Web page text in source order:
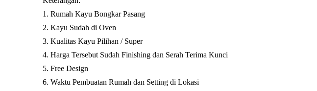
1. Rumah Kayu Bongkar Pasang
2. Kayu Sudah di Oven
3. Kualitas Kayu Pilihan / Super
4. Harga Tersebut Sudah Finishing dan Serah Terima Kunci
5. Free Design
6. Waktu Pembuatan Rumah dan Setting di Lokasi